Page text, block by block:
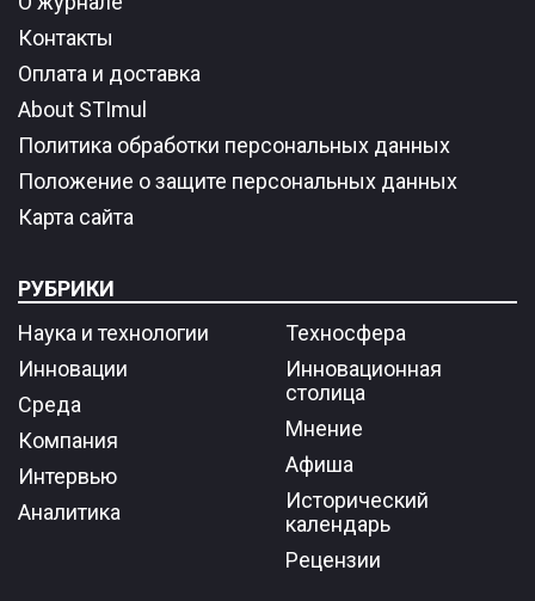
Контакты
Оплата и доставка
About STImul
Политика обработки персональных данных
Положение о защите персональных данных
Карта сайта
РУБРИКИ
Наука и технологии
Инновации
Среда
Компания
Интервью
Аналитика
Техносфера
Инновационная
столица
Мнение
Афиша
Исторический
календарь
Рецензии